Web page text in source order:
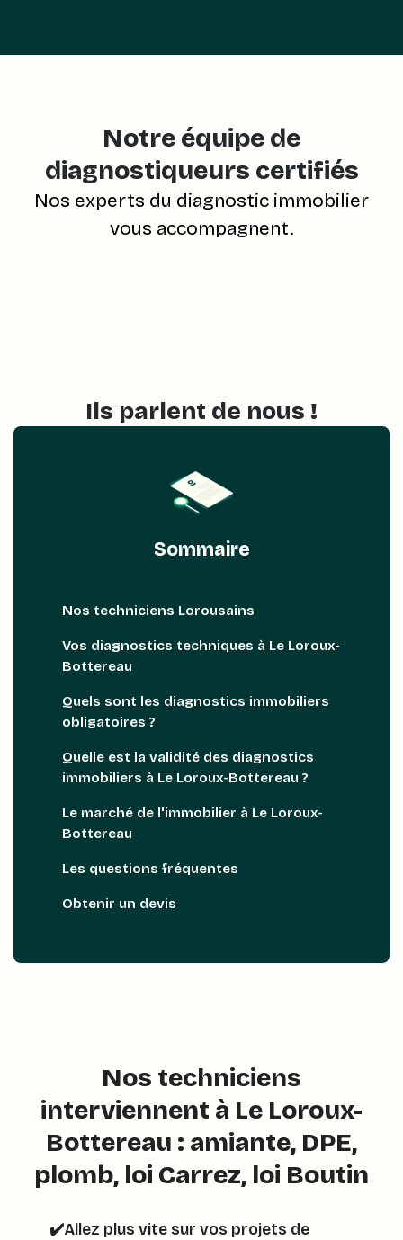
Notre équipe de
diagnostiqueurs certifiés
Nos experts du diagnostic immobilier
vous accompagnent.
Ils parlent de nous !
Sommaire
Nos techniciens Lorousains
Vos diagnostics techniques à Le Loroux-
Bottereau
Quels sont les diagnostics immobiliers
obligatoires ?
Quelle est la validité des diagnostics
immobiliers à Le Loroux-Bottereau ?
Le marché de l'immobilier à Le Loroux-
Bottereau
Les questions fréquentes
Obtenir un devis
Nos techniciens
interviennent à Le Loroux-
Bottereau : amiante, DPE,
plomb, loi Carrez, loi Boutin
✔️Allez plus vite sur vos projets de